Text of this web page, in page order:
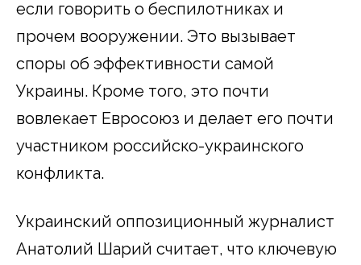
если говорить о беспилотниках и
прочем вооружении. Это вызывает
споры об эффективности самой
Украины. Кроме того, это почти
вовлекает Евросоюз и делает его почти
участником российско-украинского
конфликта.
Украинский оппозиционный журналист
Анатолий Шарий считает, что ключевую